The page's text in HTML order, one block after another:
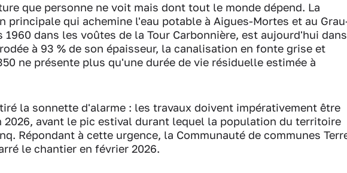
que personne ne voit mais dont tout le monde dépend. La
principale qui achemine l'eau potable à Aigues-Mortes et au
1960 dans les voûtes de la Tour Carbonnière, est aujourd'hui dans
à 93 % de son épaisseur, la canalisation en fonte grise et
ne présente plus qu'une durée de vie résiduelle estimée à
la sonnette d'alarme : les travaux doivent impérativement être
2026, avant le pic estival durant lequel la population du territoire
Répondant à cette urgence, la Communauté de communes
le chantier en février 2026.